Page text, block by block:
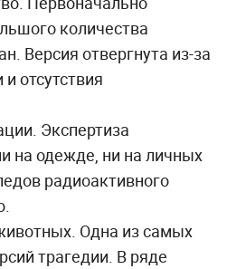
количества
Версия отвергнута из-за
отсутствия
Экспертиза
на одежде, ни на личных
радиоактивного
Одна из самых
трагедии. В ряде